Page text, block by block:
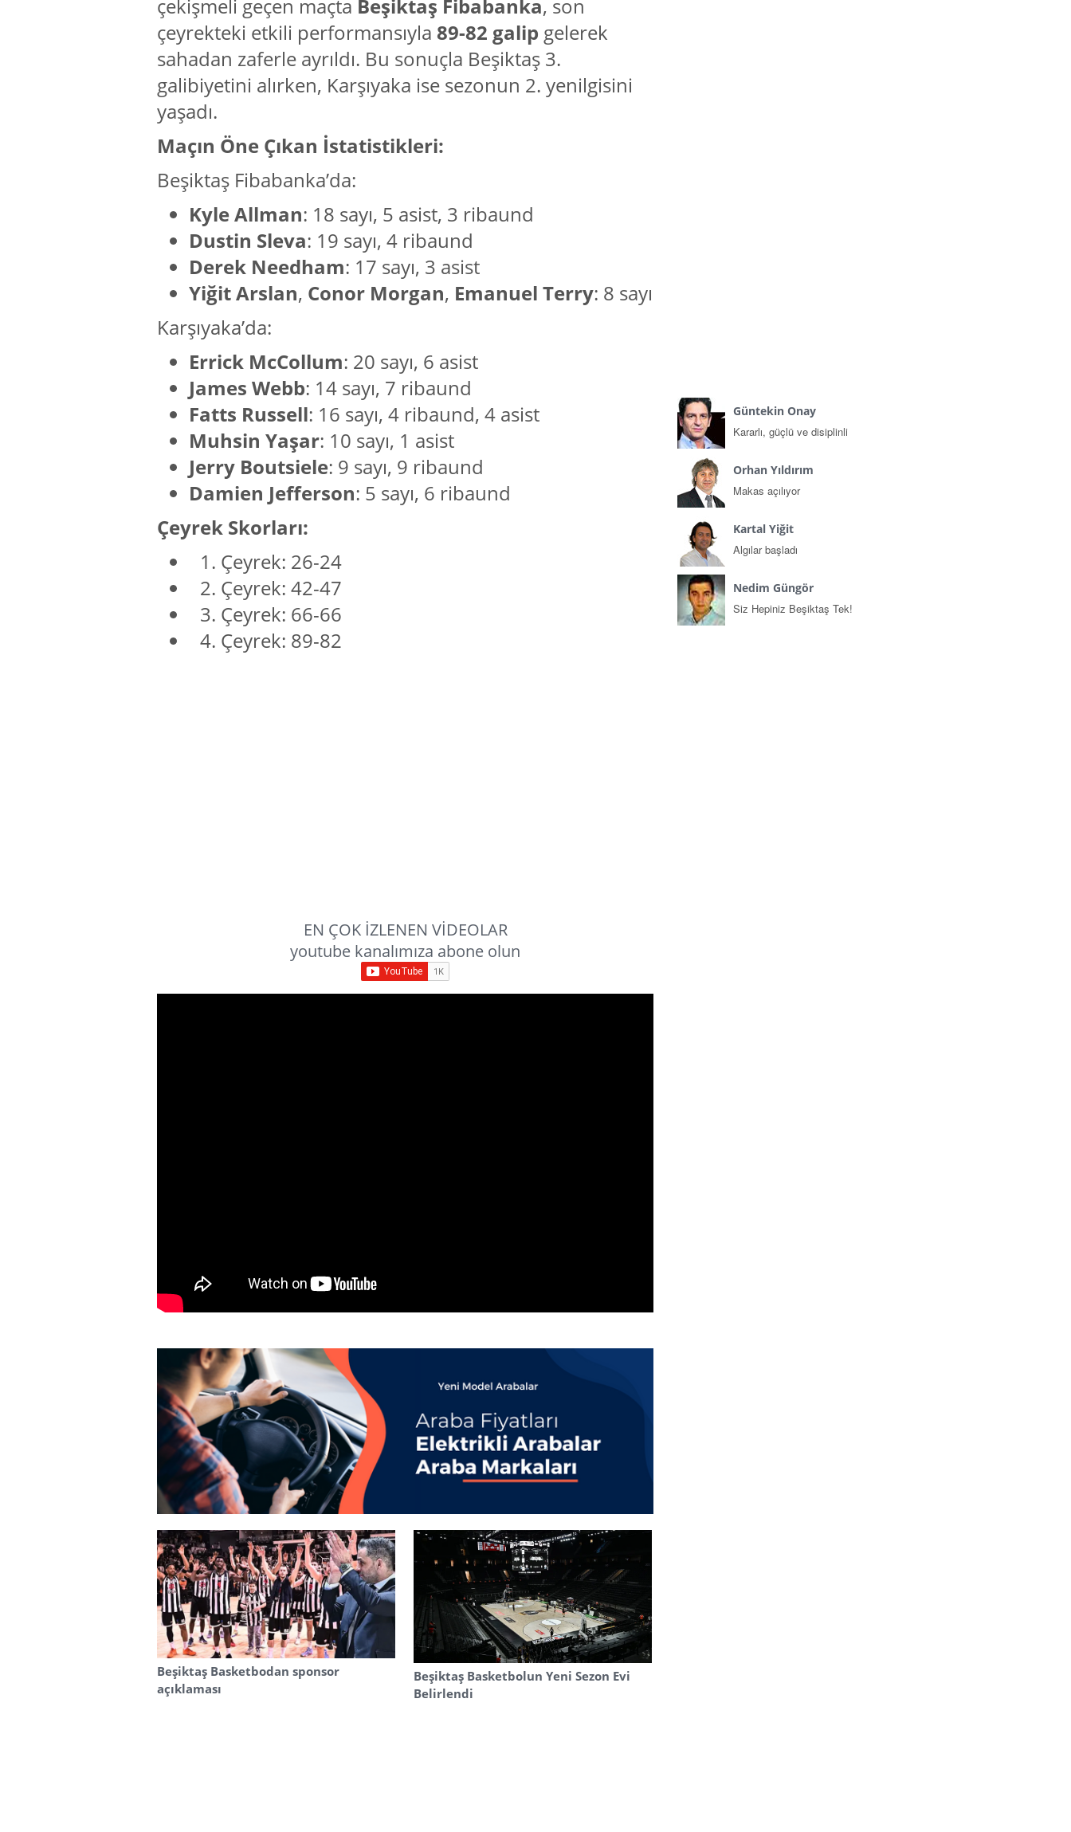
çekişmeli geçen maçta Beşiktaş Fibabanka, son
çeyrekteki etkili performansıyla 89-82 galip gelerek
sahadan zaferle ayrıldı. Bu sonuçla Beşiktaş 3.
galibiyetini alırken, Karşıyaka ise sezonun 2. yenilgisini
yaşadı.
Maçın Öne Çıkan İstatistikleri:
Beşiktaş Fibabanka’da:
Kyle Allman: 18 sayı, 5 asist, 3 ribaund
Dustin Sleva: 19 sayı, 4 ribaund
Derek Needham: 17 sayı, 3 asist
Yiğit Arslan, Conor Morgan, Emanuel Terry: 8 sayı
Karşıyaka’da:
Errick McCollum: 20 sayı, 6 asist
James Webb: 14 sayı, 7 ribaund
Fatts Russell: 16 sayı, 4 ribaund, 4 asist
Muhsin Yaşar: 10 sayı, 1 asist
Jerry Boutsiele: 9 sayı, 9 ribaund
Damien Jefferson: 5 sayı, 6 ribaund
Çeyrek Skorları:
Çeyrek: 26-24
Çeyrek: 42-47
Çeyrek: 66-66
Çeyrek: 89-82
EN ÇOK İZLENEN VİDEOLAR
youtube kanalımıza abone olun
Beşiktaş Basketbodan sponsor
açıklaması
Beşiktaş Basketbolun Yeni Sezon Evi
Belirlendi
Güntekin Onay
Kararlı, güçlü ve disiplinli
Orhan Yıldırım
Makas açılıyor
Kartal Yiğit
Algılar başladı
Nedim Güngör
Siz Hepiniz Beşiktaş Tek!